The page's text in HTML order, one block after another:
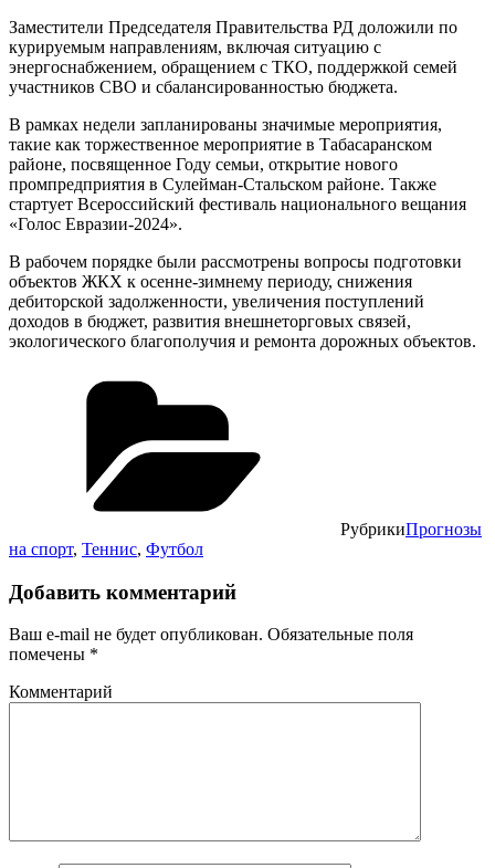
Заместители Председателя Правительства РД доложили по
курируемым направлениям, включая ситуацию с
энергоснабжением, обращением с ТКО, поддержкой семей
участников СВО и сбалансированностью бюджета.
В рамках недели запланированы значимые мероприятия,
такие как торжественное мероприятие в Табасаранском
районе, посвященное Году семьи, открытие нового
промпредприятия в Сулейман-Стальском районе. Также
стартует Всероссийский фестиваль национального вещания
«Голос Евразии-2024».
В рабочем порядке были рассмотрены вопросы подготовки
объектов ЖКХ к осенне-зимнему периоду, снижения
дебиторской задолженности, увеличения поступлений
доходов в бюджет, развития внешнеторговых связей,
экологического благополучия и ремонта дорожных объектов.
РубрикиПрогнозы
на спорт, Теннис, Футбол
Добавить комментарий
Ваш e-mail не будет опубликован. Обязательные поля
помечены *
Комментарий